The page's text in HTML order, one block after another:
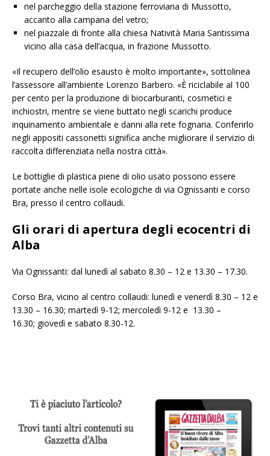
nel parcheggio della stazione ferroviaria di Mussotto,
accanto alla campana del vetro;
nel piazzale di fronte alla chiesa Natività Maria Santissima
vicino alla casa dell’acqua, in frazione Mussotto.
«Il recupero dell’olio esausto è molto importante», sottolinea
l’assessore all’ambiente Lorenzo Barbero. «È riciclabile al 100
per cento per la produzione di biocarburanti, cosmetici e
inchiostri, mentre se viene buttato negli scarichi produce
inquinamento ambientale e danni alla rete fognaria. Conferirlo
negli appositi cassonetti significa anche migliorare il servizio di
raccolta differenziata nella nostra città».
Le bottiglie di plastica piene di olio usato possono essere
portate anche nelle isole ecologiche di via Ognissanti e corso
Bra, presso il centro collaudi.
Gli orari di apertura degli ecocentri di
Alba
Via Ognissanti: dal lunedì al sabato 8.30 – 12 e 13.30 – 17.30.
Corso Bra, vicino al centro collaudi: lunedì e venerdì 8.30 – 12 e
13.30 – 16.30; martedì 9-12; mercoledì 9-12 e 13.30 –
16.30; giovedì e sabato 8.30-12.